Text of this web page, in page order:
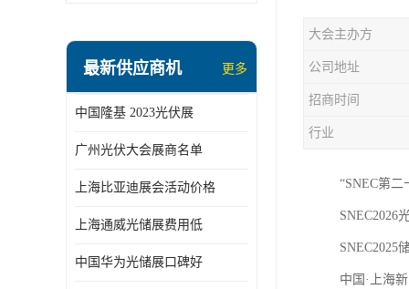
最新供应商机 更多
中国隆基 2023光伏展
广州光伏大会展商名单
上海比亚迪展会活动价格
上海通威光储展费用低
中国华为光储展口碑好
大会主办方
公司地址
招商时间
行业
“SNEC第
SNEC2026
SNEC2025
中国·上海